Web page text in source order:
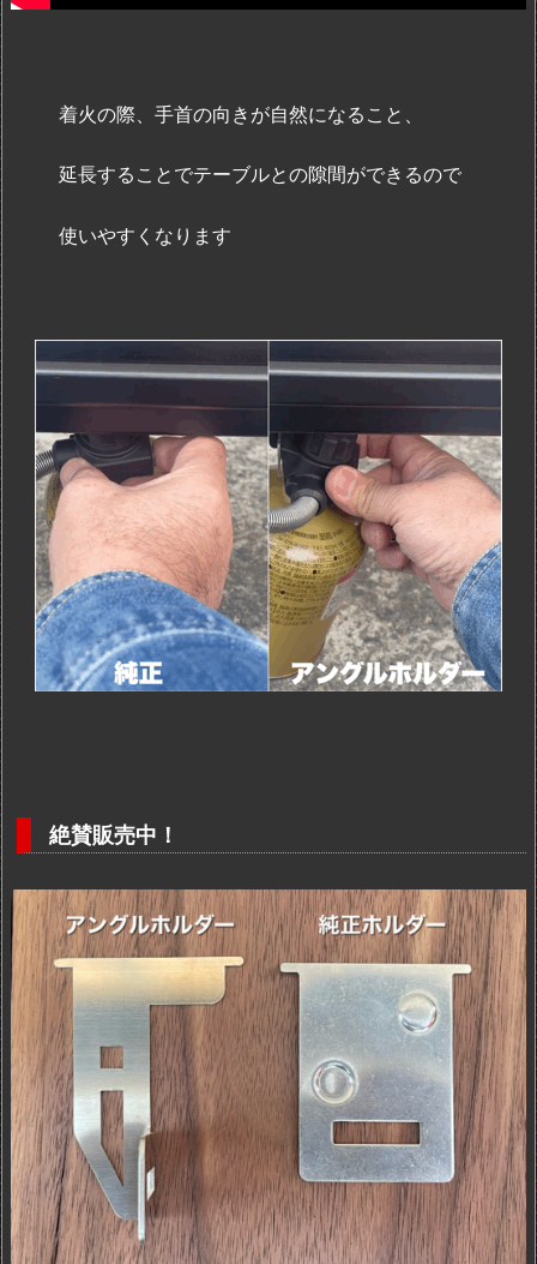
着火の際、手首の向きが自然になること、
延長することでテーブルとの隙間ができるので
使いやすくなります
絶賛販売中！